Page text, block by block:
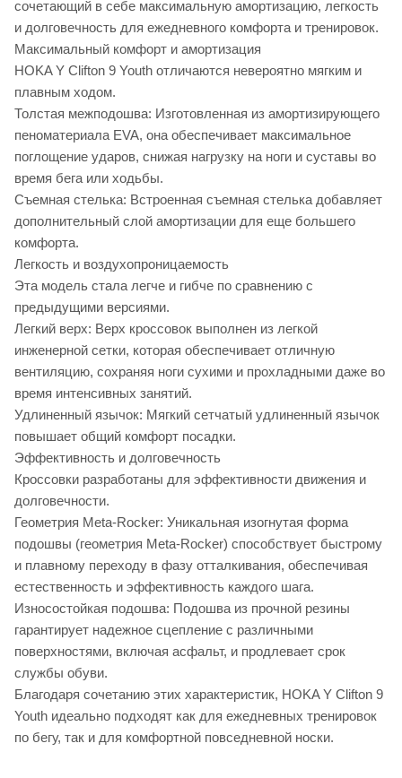
сочетающий в себе максимальную амортизацию, легкость
и долговечность для ежедневного комфорта и тренировок.
Максимальный комфорт и амортизация
HOKA Y Clifton 9 Youth отличаются невероятно мягким и
плавным ходом.
Толстая межподошва: Изготовленная из амортизирующего
пеноматериала EVA, она обеспечивает максимальное
поглощение ударов, снижая нагрузку на ноги и суставы во
время бега или ходьбы.
Съемная стелька: Встроенная съемная стелька добавляет
дополнительный слой амортизации для еще большего
комфорта.
Легкость и воздухопроницаемость
Эта модель стала легче и гибче по сравнению с
предыдущими версиями.
Легкий верх: Верх кроссовок выполнен из легкой
инженерной сетки, которая обеспечивает отличную
вентиляцию, сохраняя ноги сухими и прохладными даже во
время интенсивных занятий.
Удлиненный язычок: Мягкий сетчатый удлиненный язычок
повышает общий комфорт посадки.
Эффективность и долговечность
Кроссовки разработаны для эффективности движения и
долговечности.
Геометрия Meta-Rocker: Уникальная изогнутая форма
подошвы (геометрия Meta-Rocker) способствует быстрому
и плавному переходу в фазу отталкивания, обеспечивая
естественность и эффективность каждого шага.
Износостойкая подошва: Подошва из прочной резины
гарантирует надежное сцепление с различными
поверхностями, включая асфальт, и продлевает срок
службы обуви.
Благодаря сочетанию этих характеристик, HOKA Y Clifton 9
Youth идеально подходят как для ежедневных тренировок
по бегу, так и для комфортной повседневной носки.